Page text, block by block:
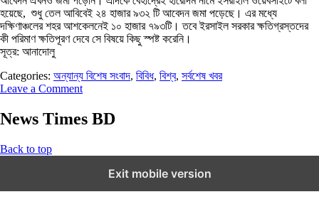
হয়েছে, শুধু তেল আবিবেই ২৪ হাজার ৯৩২ টি আবেদন জমা পড়েছে। এর মধ্যে
দক্ষিণাঞ্চলের শহর আশকেলনেই ১০ হাজার ৭৯৩টি। তবে ইরসাইল সরকার ক্ষতিগ্রস্তদের
কী পরিমাণ ক্ষতিপূরণ দেবে সে বিষয়ে কিছু স্পষ্ট করেনি।
সূত্র: আনাদোলু
Categories: অন্যান্য বিশেষ সংবাদ, বিবিধ, বিশ্ব, সর্বশেষ খবর
Leave a Comment
News Times BD
Back to top
Exit mobile version